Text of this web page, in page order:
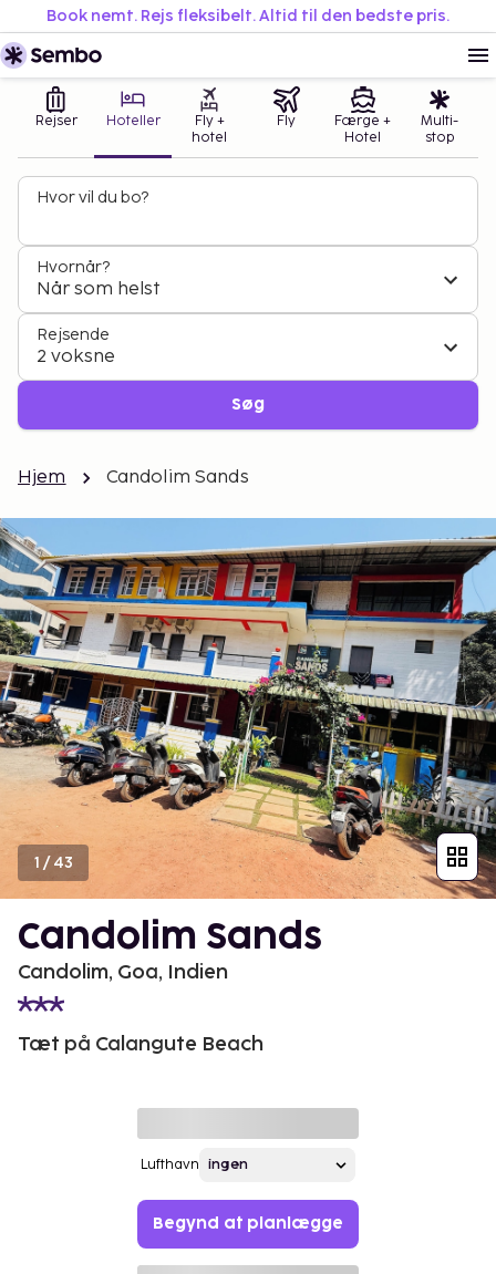
Book nemt. Rejs fleksibelt. Altid til den bedste pris.
Rejser Hoteller
Fly +
hotel
Fly
Færge +
Hotel
Multi-
stop
Hvor vil du bo?
Hvornår?
Når som helst
Rejsende
2 voksne
Søg
Hjem Candolim Sands
1 /43
Candolim Sands
Candolim, Goa, Indien
Tæt på Calangute Beach
Lufthavn
Begynd at planlægge